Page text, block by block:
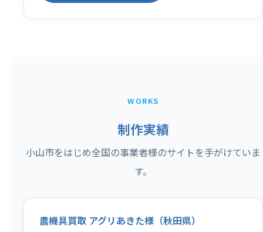
WORKS
制作実績
小山市をはじめ全国の事業者様のサイトを手がけていま
す。
農機具買取 アグリあきた様（秋田県）